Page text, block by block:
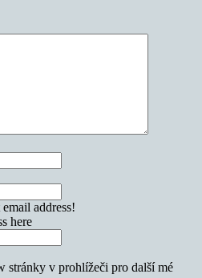
address!
here
stránky v prohlížeči pro další mé